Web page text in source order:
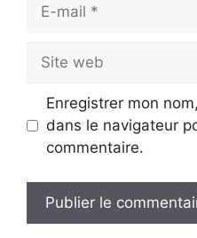
Site
web
Enregistrer mon
dans le navigateur
commentaire.